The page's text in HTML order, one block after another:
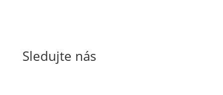
Sledujte nás